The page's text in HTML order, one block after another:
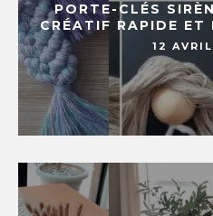
PORTE-CLÉS
CRÉATIF RAPIDE ET
12